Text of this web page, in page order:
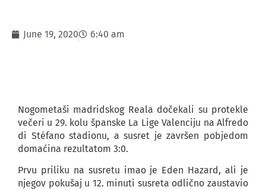
June 19, 2020 6:40 am
Nogometaši madridskog Reala dočekali su protekle
večeri u 29. kolu španske La Lige Valenciju na Alfredo
di Stéfano stadionu, a susret je završen pobjedom
domaćina rezultatom 3:0.
Prvu priliku na susretu imao je Eden Hazard, ali je
njegov pokušaj u 12. minuti susreta odlično zaustavio